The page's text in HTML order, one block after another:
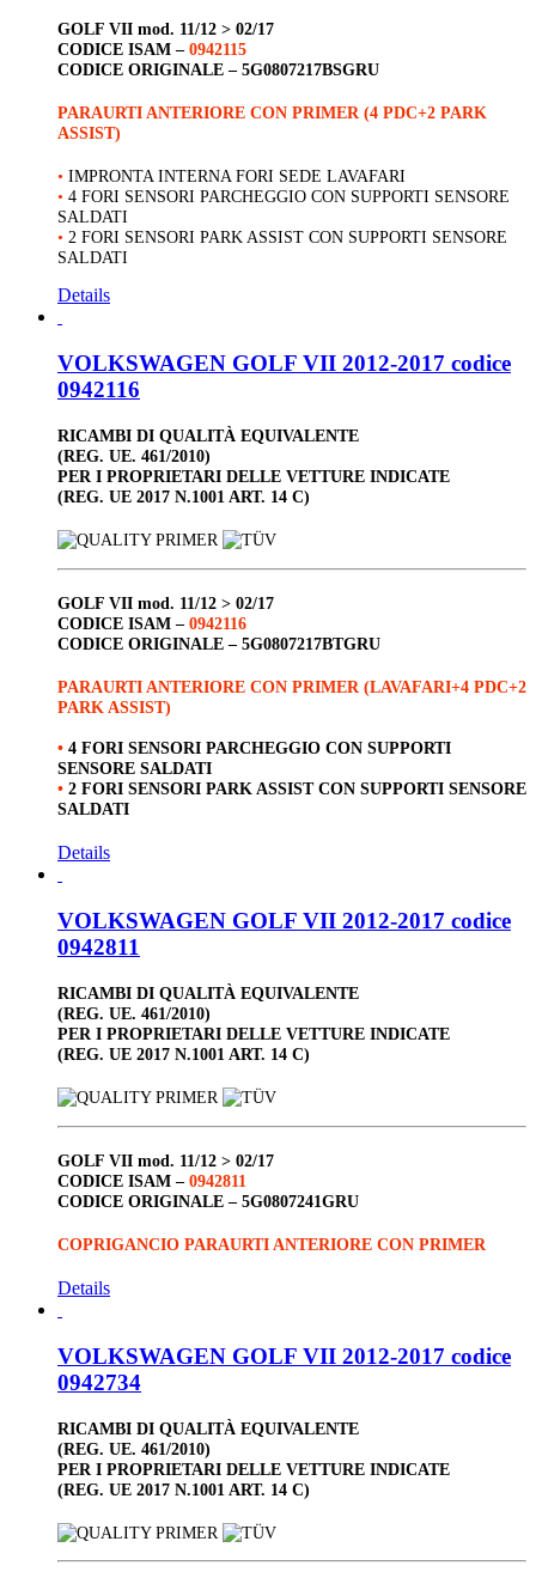
GOLF VII mod. 11/12 > 02/17
CODICE ISAM – 0942115
CODICE ORIGINALE – 5G0807217BSGRU
PARAURTI ANTERIORE CON PRIMER (4 PDC+2 PARK
ASSIST)
• IMPRONTA INTERNA FORI SEDE LAVAFARI
• 4 FORI SENSORI PARCHEGGIO CON SUPPORTI SENSORE
SALDATI
• 2 FORI SENSORI PARK ASSIST CON SUPPORTI SENSORE
SALDATI
Details
VOLKSWAGEN GOLF VII 2012-2017 codice
0942116
RICAMBI DI QUALITÀ EQUIVALENTE
(REG. UE. 461/2010)
PER I PROPRIETARI DELLE VETTURE INDICATE
(REG. UE 2017 N.1001 ART. 14 C)
GOLF VII mod. 11/12 > 02/17
CODICE ISAM – 0942116
CODICE ORIGINALE – 5G0807217BTGRU
PARAURTI ANTERIORE CON PRIMER (LAVAFARI+4 PDC+2
PARK ASSIST)
• 4 FORI SENSORI PARCHEGGIO CON SUPPORTI
SENSORE SALDATI
• 2 FORI SENSORI PARK ASSIST CON SUPPORTI SENSORE
SALDATI
Details
VOLKSWAGEN GOLF VII 2012-2017 codice
0942811
RICAMBI DI QUALITÀ EQUIVALENTE
(REG. UE. 461/2010)
PER I PROPRIETARI DELLE VETTURE INDICATE
(REG. UE 2017 N.1001 ART. 14 C)
GOLF VII mod. 11/12 > 02/17
CODICE ISAM – 0942811
CODICE ORIGINALE – 5G0807241GRU
COPRIGANCIO PARAURTI ANTERIORE CON PRIMER
Details
VOLKSWAGEN GOLF VII 2012-2017 codice
0942734
RICAMBI DI QUALITÀ EQUIVALENTE
(REG. UE. 461/2010)
PER I PROPRIETARI DELLE VETTURE INDICATE
(REG. UE 2017 N.1001 ART. 14 C)